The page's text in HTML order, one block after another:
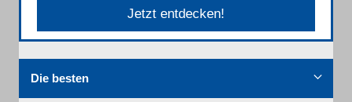
Jetzt entdecken!
Die besten